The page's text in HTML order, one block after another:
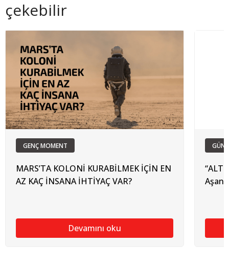
çekebilir
GENÇ MOMENT
MARS’TA KOLONİ KURABİLMEK İÇİN EN
AZ KAÇ İNSANA İHTİYAÇ VAR?
Devamını oku
Aşan